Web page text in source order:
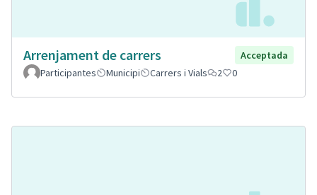
Arrenjament de carrers
Acceptada
Participantes
Municipi Carrers i Vials 2 0